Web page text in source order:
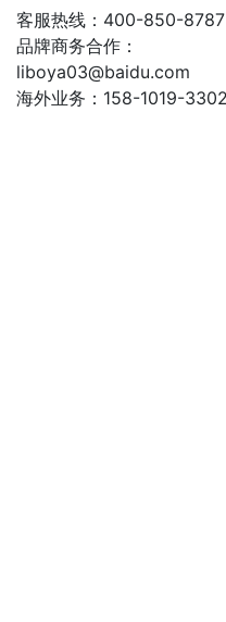
客服热线：400-850-8787
品牌商务合作：
liboya03@baidu.com
海外业务：158-1019-3302